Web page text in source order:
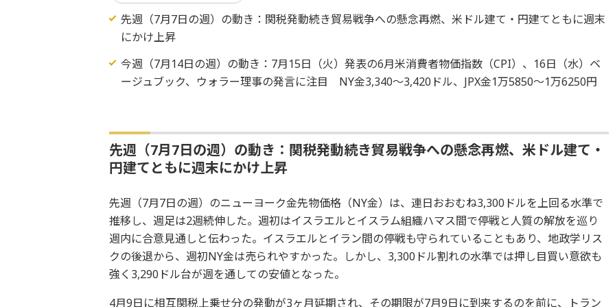
先週（7月7日の週）の動き：関税発動続き貿易戦争への懸念再燃、米ドル建て・円建てともに週末
にかけ上昇
今週（7月14日の週）の動き：7月15日（火）発表の6月米消費者物価指数（CPI）、16日（水）ベ
ージュブック、ウォラー理事の発言に注目 NY金3,340～3,420ドル、JPX金1万5850～1万6250円
先週（7月7日の週）の動き：関税発動続き貿易戦争への懸念再燃、米ドル建て・
円建てともに週末にかけ上昇
先週（7月7日の週）のニューヨーク金先物価格（NY金）は、連日おおむね3,300ドルを上回る水準で
推移し、週足は2週続伸した。週初はイスラエルとイスラム組織ハマス間で停戦と人質の解放を巡り
週内に合意見通しと伝わった。イスラエルとイラン間の停戦も守られていることもあり、地政学リス
クの後退から、週初NY金は売られやすかった。しかし、3,300ドル割れの水準では押し目買い意欲も
強く3,290ドル台が週を通しての安値となった。
4月9日に相互関税上乗せ分の発動が3ヶ月延期され、その期限が7月9日に到来するのを前に、トラン